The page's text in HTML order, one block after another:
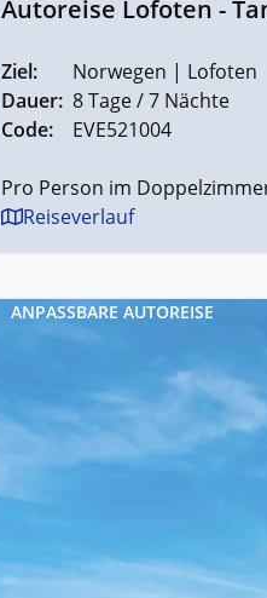
Autoreise Lofoten -
Ziel:
Norwegen | Lofoten
Dauer: 8 Tage / 7 Nächte
Code:
EVE521004
Pro Person im
Reiseverlauf
ANPASSBARE AUTOREISE